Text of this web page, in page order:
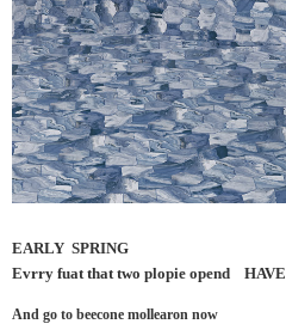
EARLY SPRING
Evrry fuat that two plopie opend HAVE
And go to beecone mollearon now